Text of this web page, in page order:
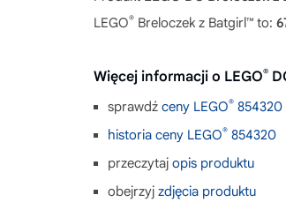
LEGO® Breloczek z Batgirl™ to:
Więcej informacji o LEGO®
sprawdź ceny LEGO® 854320
historia ceny LEGO® 854320
przeczytaj opis produktu
obejrzyj zdjęcia produktu